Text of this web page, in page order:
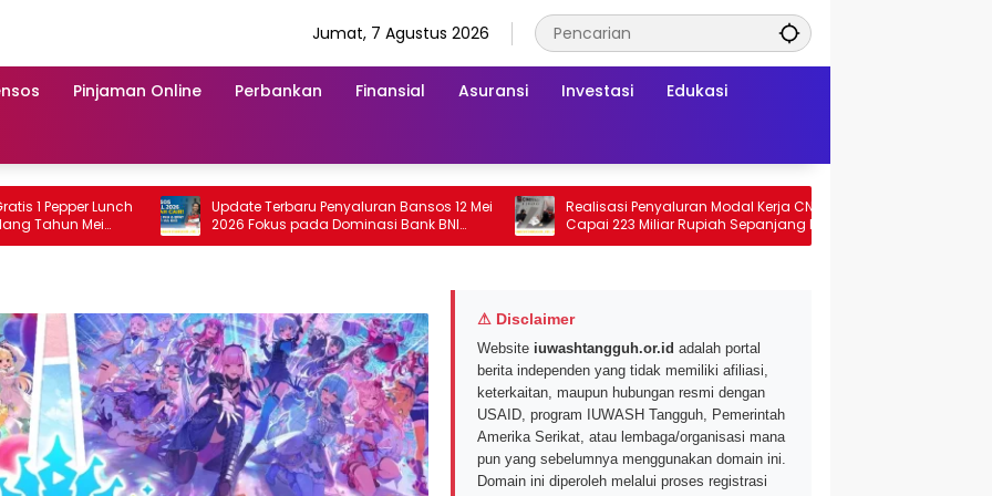
Jumat, 7 Agustus 2026
Pinjaman Online Perbankan Finansial Asuransi Investasi Edukasi
Lunch
Mei
Update Terbaru Penyaluran Bansos 12 Mei
2026 Fokus pada Dominasi Bank BNI
serta Struk BRI
Realisasi Penyaluran Modal Kerja CNAF
Capai 223 Miliar Rupiah Sepanjang Maret
2026 Ini
⚠ Disclaimer
Website iuwashtangguh.or.id adalah portal
berita independen yang tidak memiliki afiliasi,
keterkaitan, maupun hubungan resmi dengan
USAID, program IUWASH Tangguh, Pemerintah
Amerika Serikat, atau lembaga/organisasi mana
pun yang sebelumnya menggunakan domain ini.
Domain ini diperoleh melalui proses registrasi